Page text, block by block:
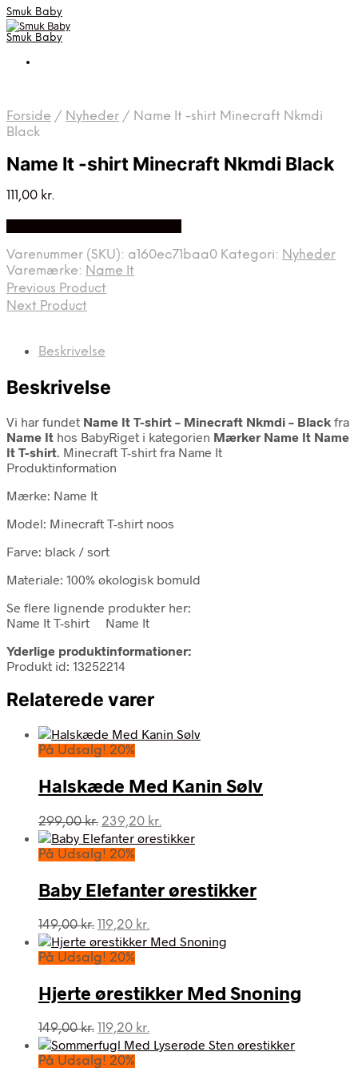
Smuk Baby
Smuk Baby
Forside / Nyheder / Name It -shirt Minecraft Nkmdi
Black
Name It -shirt Minecraft Nkmdi Black
111,00 kr.
Varenummer (SKU): a160ec71baa0 Kategori: Nyheder
Varemærke: Name It
Previous Product
Next Product
Beskrivelse
Beskrivelse
Vi har fundet Name It T-shirt – Minecraft Nkmdi – Black fra
Name It hos BabyRiget i kategorien Mærker Name It Name
It T-shirt. Minecraft T-shirt fra Name It
Produktinformation
Mærke: Name It
Model: Minecraft T-shirt noos
Farve: black / sort
Materiale: 100% økologisk bomuld
Se flere lignende produkter her:
Name It T-shirt Name It
Yderlige produktinformationer:
Produkt id: 13252214
Relaterede varer
På Udsalg! 20%
Halskæde Med Kanin Sølv
299,00kr. Den
oprindelige
pris
299,00 kr..
239,20 kr.
aktuelle
239,20 kr..
På Udsalg! 20%
Baby Elefanter ørestikker
149,00kr. Den
oprindelige
pris
149,00 kr..
119,20 kr.
aktuelle
119,20 kr..
På Udsalg! 20%
Hjerte ørestikker Med Snoning
149,00kr. Den
oprindelige
pris
119,20 kr.
aktuelle
På Udsalg! 20%